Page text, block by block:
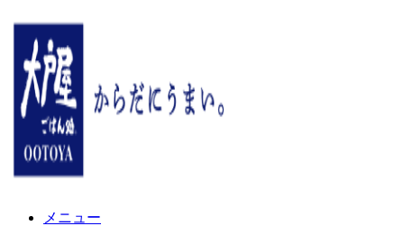
メニュー